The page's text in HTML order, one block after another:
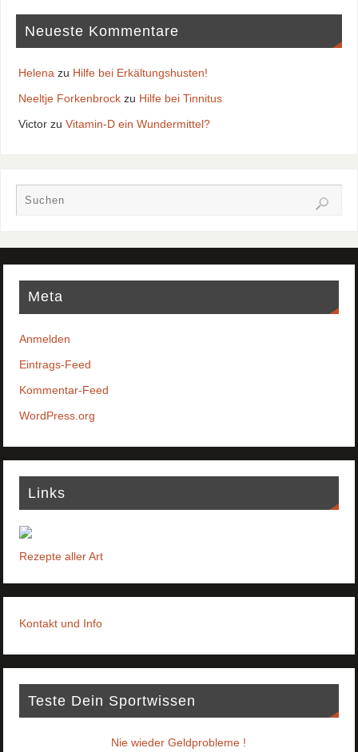
Neueste Kommentare
Helenazu Hilfe bei Erkältungshusten!
Neeltje Forkenbrockzu Hilfe bei Tinnitus
Victorzu Vitamin-D ein Wundermittel?
Meta
Anmelden
Eintrags-Feed
Kommentar-Feed
WordPress.org
Links
Rezepte aller Art
Kontakt und Info
Teste Dein Sportwissen
Nie wieder Geldprobleme !